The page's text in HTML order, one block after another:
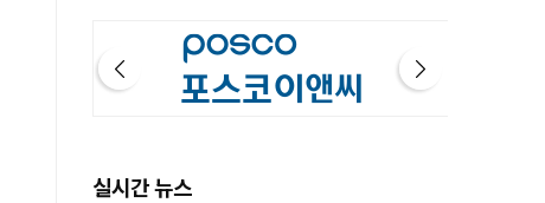
실시간 뉴스